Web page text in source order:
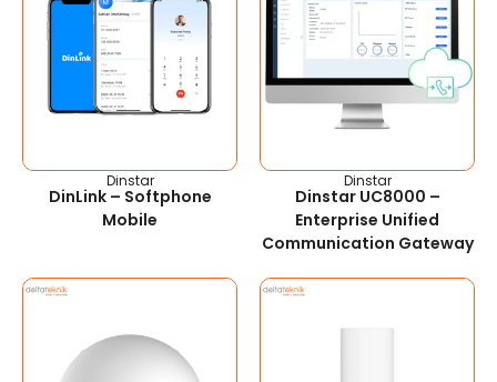
Dinstar
DinLink – Softphone
Mobile
Dinstar
Dinstar UC8000 –
Enterprise Unified
Communication Gateway